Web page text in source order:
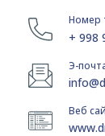
Номер
+ 998
Э-
Веб